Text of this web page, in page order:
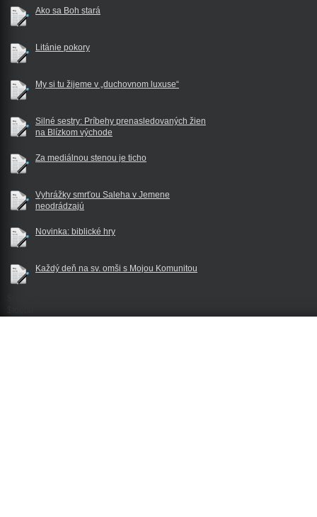
Ako sa Boh stará
Litánie pokory
My si tu žijeme v „duchovnom luxuse“
Silné sestry: Príbehy prenasledovaných žien
na Blízkom východe
Za mediálnou stenou je ticho
Vyhrážky smrťou Saleha v Jemene
neodrádzajú
Novinka: biblické hry
Každý deň na sv. omši s Mojou Komunitou